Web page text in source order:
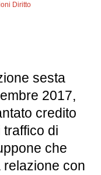
Diritto
sesta
2017,
credito
di
che
relazione con